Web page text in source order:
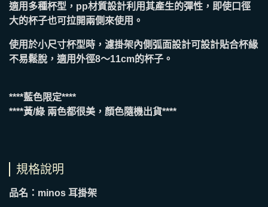
適用多種杯型，pp材質設計利用其產生的彈性，即使口徑
大的杯子也可拉開兩側來使用。
使用於小尺寸杯型時，濾掛架內側弧面設計可設計貼合杯緣
不易鬆脫，適用外徑8～11cm的杯子。
****藍色限定****
****黃/綠 兩色都很美，顏色隨機出貨****
規格說明
品名：minos 耳掛架